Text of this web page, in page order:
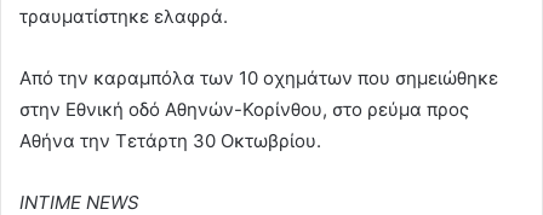
τραυματίστηκε ελαφρά.
Από την καραμπόλα των 10 οχημάτων που σημειώθηκε
στην Εθνική οδό Αθηνών-Κορίνθου, στο ρεύμα προς
Αθήνα την Τετάρτη 30 Οκτωβρίου.
INTIME NEWS